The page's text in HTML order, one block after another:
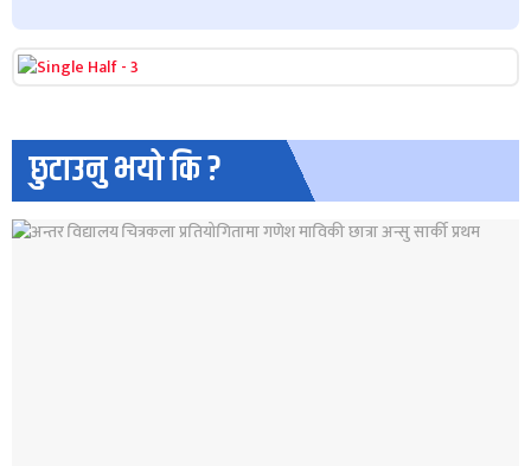
छुटाउनु भयो कि ?